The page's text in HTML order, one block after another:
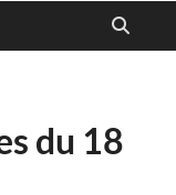
du 18